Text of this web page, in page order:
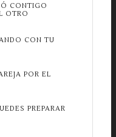
CONTIGO
OTRO
CON TU
POR EL
PREPARAR